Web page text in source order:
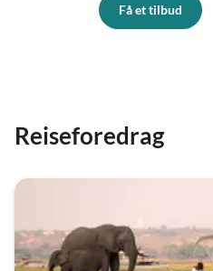
Få et tilbud
Reiseforedrag